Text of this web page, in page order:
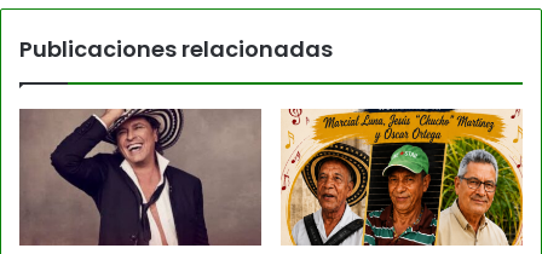
Publicaciones relacionadas